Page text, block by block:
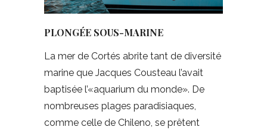
PLONGÉE SOUS-MARINE
La mer de Cortés abrite tant de diversité
marine que Jacques Cousteau l’avait
baptisée l’«aquarium du monde». De
nombreuses plages paradisiaques,
comme celle de Chileno, se prêtent